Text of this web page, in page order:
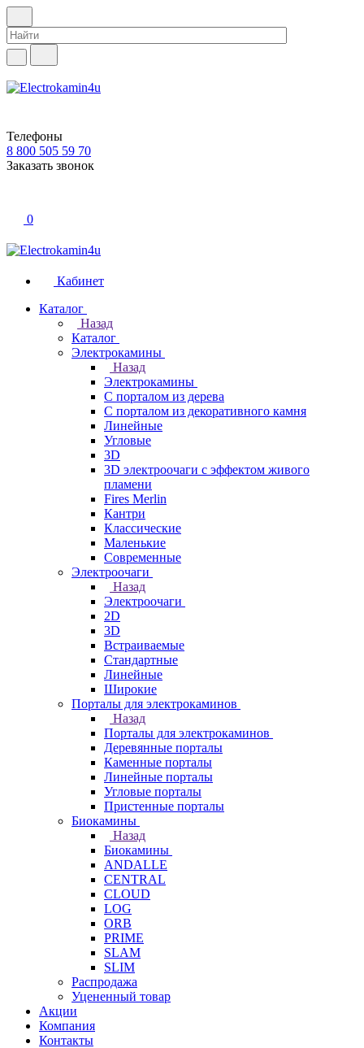
Телефоны
8 800 505 59 70
Заказать звонок
0
Кабинет
Каталог
Назад
Каталог
Электрокамины
Назад
Электрокамины
С порталом из дерева
С порталом из декоративного камня
Линейные
Угловые
3D
3D электроочаги с эффектом живого
пламени
Fires Merlin
Кантри
Классические
Маленькие
Современные
Электроочаги
Назад
Электроочаги
2D
3D
Встраиваемые
Стандартные
Линейные
Широкие
Порталы для электрокаминов
Назад
Порталы для электрокаминов
Деревянные порталы
Каменные порталы
Линейные порталы
Угловые порталы
Пристенные порталы
Биокамины
Назад
Биокамины
ANDALLE
CENTRAL
CLOUD
LOG
ORB
PRIME
SLAM
SLIM
Распродажа
Уцененный товар
Акции
Компания
Контакты